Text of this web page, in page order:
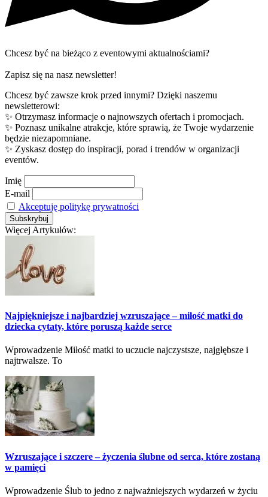
Chcesz być na bieżąco z eventowymi aktualnościami?
Zapisz się na nasz newsletter!
Chcesz być zawsze krok przed innymi? Dzięki naszemu
newsletterowi:
✨ Otrzymasz informacje o najnowszych ofertach i promocjach.
✨ Poznasz unikalne atrakcje, które sprawią, że Twoje wydarzenie
będzie niezapomniane.
✨ Zyskasz dostęp do inspiracji, porad i trendów w organizacji
eventów.
Imię
E-mail
Akceptuję politykę prywatności
Więcej Artykułów:
Najpiękniejsze i najbardziej wzruszające – miłość matki do
dziecka cytaty, które poruszą każde serce
Wprowadzenie Miłość matki to uczucie najczystsze, najgłębsze i
najtrwalsze. To
Wzruszające i szczere – życzenia ślubne od serca, które zostaną
w pamięci
Wprowadzenie Ślub to jedno z najważniejszych wydarzeń w życiu